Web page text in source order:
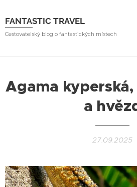
FANTASTIC TRAVEL
Cestovatelský blog o fantastických místech
Agama
a
27.09.2025